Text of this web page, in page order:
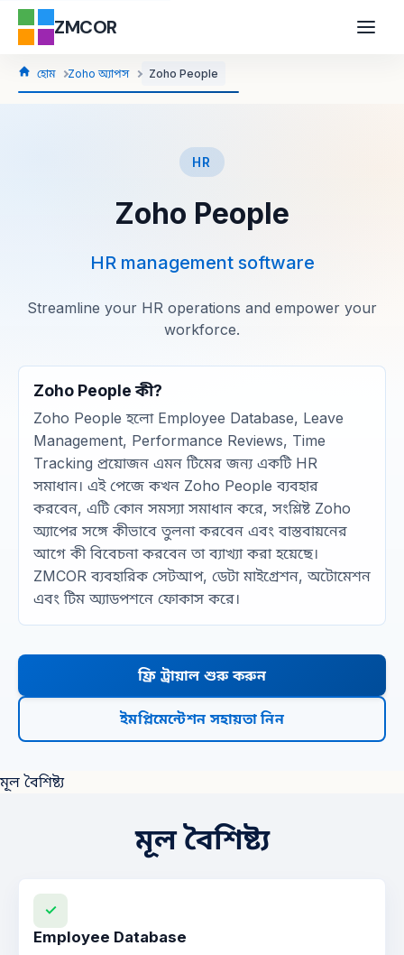
ZMCOR
হোম Zoho অ্যাপস Zoho People
HR
Zoho People
HR management software
Streamline your HR operations and empower your
workforce.
Zoho People কী?
Zoho People হলো Employee Database, Leave
Management, Performance Reviews, Time
Tracking প্রয়োজন এমন টিমের জন্য একটি HR
সমাধান। এই পেজে কখন Zoho People ব্যবহার
করবেন, এটি কোন সমস্যা সমাধান করে, সংশ্লিষ্ট Zoho
অ্যাপের সঙ্গে কীভাবে তুলনা করবেন এবং বাস্তবায়নের
আগে কী বিবেচনা করবেন তা ব্যাখ্যা করা হয়েছে।
ZMCOR ব্যবহারিক সেটআপ, ডেটা মাইগ্রেশন, অটোমেশন
এবং টিম অ্যাডপশনে ফোকাস করে।
ফ্রি ট্রায়াল শুরু করুন
ইমপ্লিমেন্টেশন সহায়তা নিন
মূল বৈশিষ্ট্য
মূল বৈশিষ্ট্য
✓
Employee Database